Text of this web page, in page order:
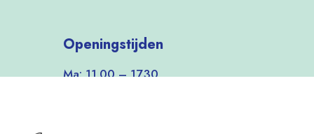
Openingstijden
Ma: 11.00 – 17.30